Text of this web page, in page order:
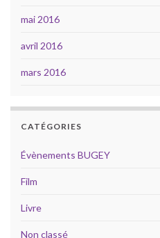
mai 2016
avril 2016
mars 2016
CATÉGORIES
Évènements BUGEY
Film
Livre
Non classé